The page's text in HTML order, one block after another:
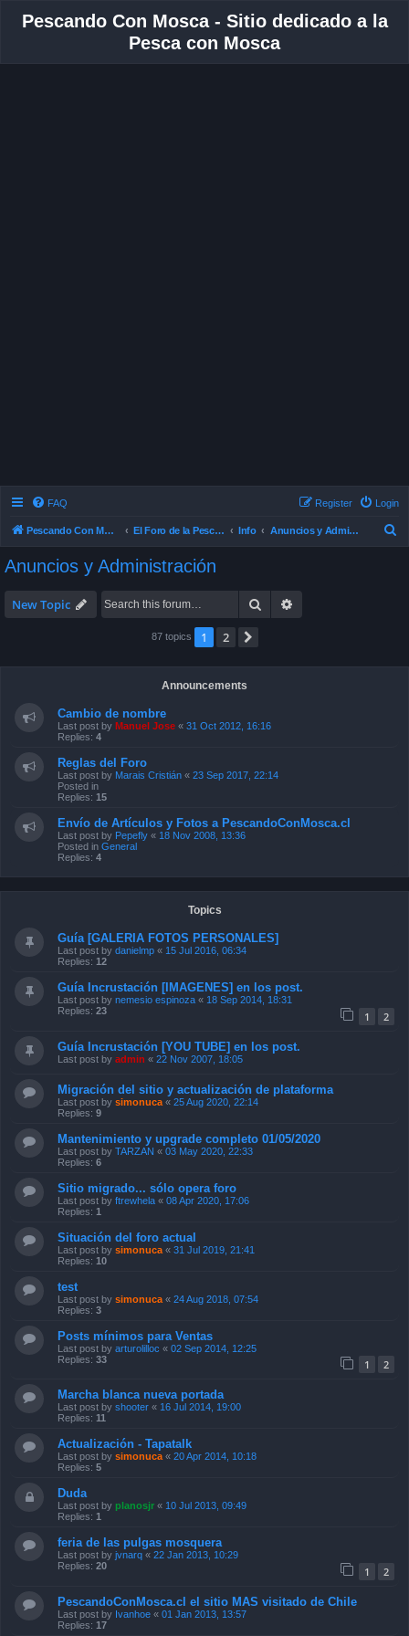
Pescando Con Mosca - Sitio dedicado a la
Pesca con Mosca
FAQ Login
Register
Pescando Con Mosca El Foro de la Pesca con Mosca en Chile Info Anuncios y Administración
Anuncios y Administración
New Topic Search
87 topics 1 2
Announcements
Cambio de nombre
Last post by Manuel Jose « 31 Oct 2012, 16:16
Replies: 4
Reglas del Foro
Last post by Marais Cristián « 23 Sep 2017, 22:14
Posted in
Replies: 15
Envío de Artículos y Fotos a PescandoConMosca.cl
Last post by Pepefly « 18 Nov 2008, 13:36
Posted in General
Replies: 4
Topics
Guía [GALERIA FOTOS PERSONALES]
Last post by danielmp « 15 Jul 2016, 06:34
Replies: 12
Guía Incrustación [IMAGENES] en los post.
Last post by nemesio espinoza « 18 Sep 2014, 18:31
Replies: 23 1 2
Guía Incrustación [YOU TUBE] en los post.
Last post by admin « 22 Nov 2007, 18:05
Migración del sitio y actualización de plataforma
Last post by simonuca « 25 Aug 2020, 22:14
Replies: 9
Mantenimiento y upgrade completo 01/05/2020
Last post by TARZAN « 03 May 2020, 22:33
Replies: 6
Sitio migrado... sólo opera foro
Last post by ftrewhela « 08 Apr 2020, 17:06
Replies: 1
Situación del foro actual
Last post by simonuca « 31 Jul 2019, 21:41
Replies: 10
test
Last post by simonuca « 24 Aug 2018, 07:54
Replies: 3
Posts mínimos para Ventas
Last post by arturolilloc « 02 Sep 2014, 12:25
Replies: 33 1 2
Marcha blanca nueva portada
Last post by shooter « 16 Jul 2014, 19:00
Replies: 11
Actualización - Tapatalk
Last post by simonuca « 20 Apr 2014, 10:18
Replies: 5
Duda
Last post by planosjr « 10 Jul 2013, 09:49
Replies: 1
feria de las pulgas mosquera
Last post by jvnarq « 22 Jan 2013, 10:29
Replies: 20 1 2
PescandoConMosca.cl el sitio MAS visitado de Chile
Last post by Ivanhoe « 01 Jan 2013, 13:57
Replies: 17